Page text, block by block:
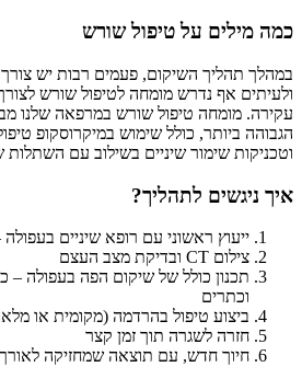
כמה מילים על טיפול שורש
במהלך תהליך השיקום, פעמים רבות יש
ולעיתים אף נדרש מומחה לטיפול שורש
עקירה. מומחה טיפול שורש במרפאה שלנו
הגבוהה ביותר, כולל שימוש במיקרוסקופ
וטכניקות שימור שיניים בשילוב עם השתלות
איך ניגשים לתהליך?
ייעוץ ראשוני עם רופא שיניים בעפולה
צילום CT ובדיקת מצב העצם
תכנון כולל של שיקום הפה בעפולה
וכתרים
ביצוע טיפול בהרדמה (מקומית או
חזרה לשגרה תוך זמן קצר
חיוך חדש, עם תוצאה שמחזיקה לאורך